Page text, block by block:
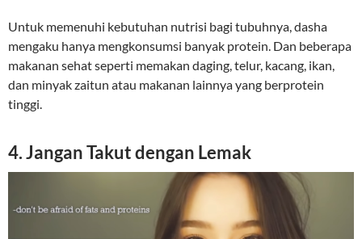
Untuk memenuhi kebutuhan nutrisi bagi tubuhnya, dasha
mengaku hanya mengkonsumsi banyak protein. Dan beberapa
makanan sehat seperti memakan daging, telur, kacang, ikan,
dan minyak zaitun atau makanan lainnya yang berprotein
tinggi.
4. Jangan Takut dengan Lemak